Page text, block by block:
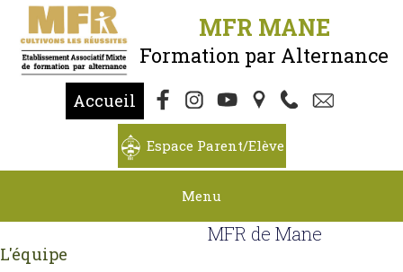
MFR MANE
Formation par Alternance
Accueil
Espace Parent/Elève
Menu
MFR de Mane
L'équipe